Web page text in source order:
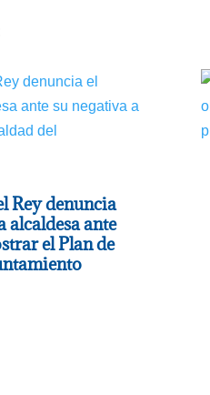
Rey denuncia
alcaldesa ante
el Plan de